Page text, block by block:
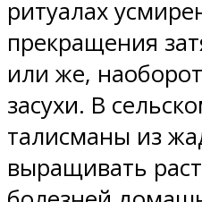
ритуалах
прекращения
или же,
засухи. В
талисманы из
выращивать